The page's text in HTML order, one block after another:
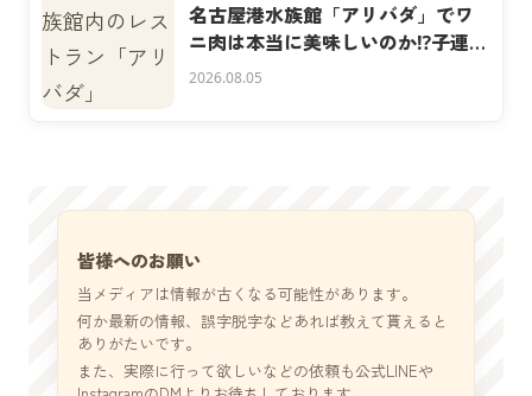
名古屋港水族館「アリバダ」でワ
ニ肉は本当に美味しいのか⁉子連れ
実食
2026.08.05
皆様へのお願い
当メディアは情報が古くなる可能性があります。
何か最新の情報、誤字脱字などあれば教えて貰えると
ありがたいです。
また、実際に行って欲しいなどの依頼も公式LINEや